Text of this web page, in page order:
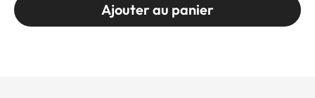
Ajouter au panier